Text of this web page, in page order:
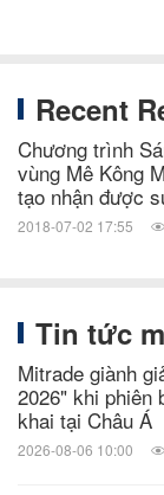
Kông (MBI)–
Châu Á
Sáng kiến Hỗ
(MBI). Dự án
Campuchia,
Myanmarvà
này là cải
bốn thị trường
Recent
Chương trình
vùng Mê Kông
tạo nhận được
2018-07-02 17:55
Tin tức
Mitrade giành
2026" khi phiên
khai tại Châu Á
2026-08-06 10:00